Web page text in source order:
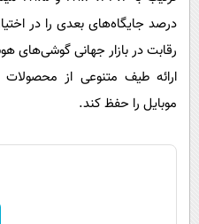
درصد جایگاه‌های بعدی را در
رقابت در بازار جهانی گوشی‌های
ارائه طیف متنوعی از محصولات
موبایل را حفظ کند.